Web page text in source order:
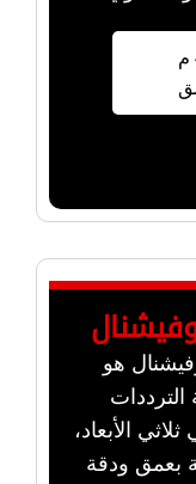
بي 5500 بروفيشنال هو
الأبعاد،
بعمق ودقة